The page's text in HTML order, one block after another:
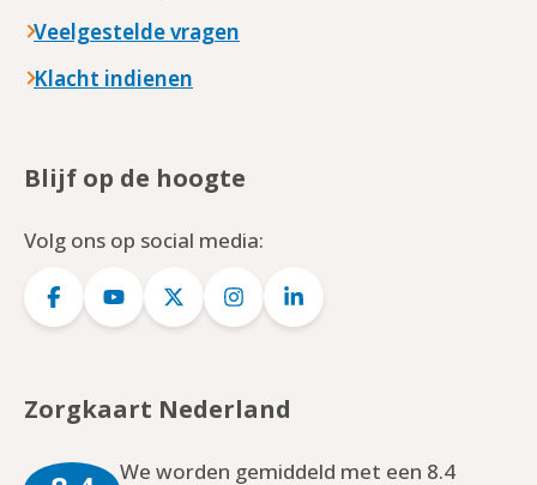
Veelgestelde vragen
Klacht indienen
Blijf op de hoogte
Volg ons op social media:
Logo
Logo
Logo
Logo
Logo
Zorgkaart Nederland
We worden gemiddeld met een 8.4